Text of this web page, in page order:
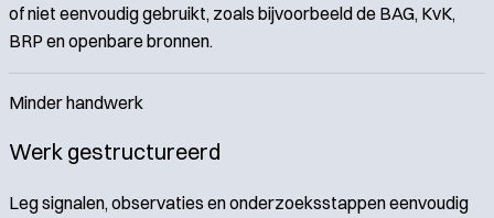
of niet eenvoudig gebruikt, zoals bijvoorbeeld de BAG, KvK,
BRP en openbare bronnen.
Minder handwerk
Werk gestructureerd
Leg signalen, observaties en onderzoeksstappen eenvoudig